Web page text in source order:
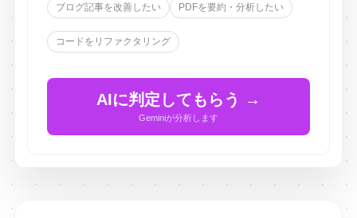
ブログ記事を改善したい PDFを要約・分析したい
コードをリファクタリング
AIに判定してもらう →
Geminiが分析します